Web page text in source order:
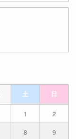
土 日
1
2
8
9